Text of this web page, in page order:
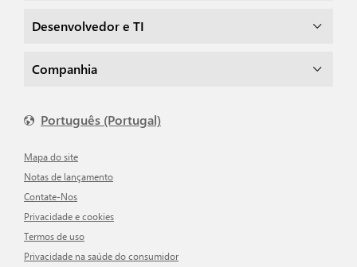
Desenvolvedor e TI
Companhia
Português (Portugal)
Mapa do site
Notas de lançamento
Contate-Nos
Privacidade e cookies
Termos de uso
Privacidade na saúde do consumidor